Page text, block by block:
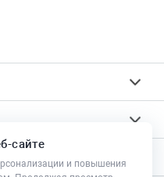
сайте
и повышения